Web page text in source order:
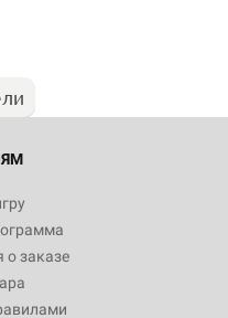
заказе